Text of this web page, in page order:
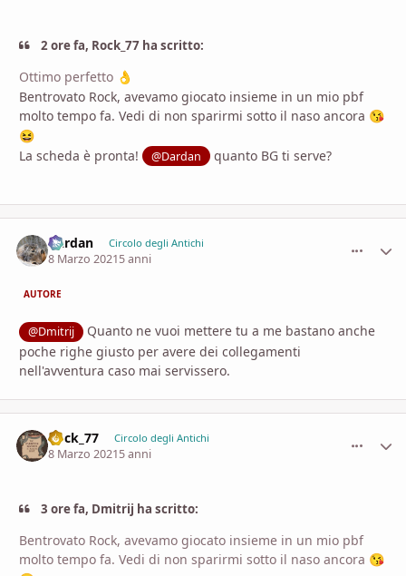
2 ore fa, Rock_77 ha scritto:
Ottimo perfetto 👌
Bentrovato Rock, avevamo giocato insieme in un mio pbf
molto tempo fa. Vedi di non sparirmi sotto il naso ancora 😘
😆
La scheda è pronta! @Dardan quanto BG ti serve?
Dardan Circolo degli Antichi
8 Marzo 20215 anni
AUTORE
@Dmitrij
Quanto ne vuoi mettere tu a me bastano anche
poche righe giusto per avere dei collegamenti
nell'avventura caso mai servissero.
Rock_77 Circolo degli Antichi
8 Marzo 20215 anni
3 ore fa, Dmitrij ha scritto:
Bentrovato Rock, avevamo giocato insieme in un mio pbf
molto tempo fa. Vedi di non sparirmi sotto il naso ancora 😘